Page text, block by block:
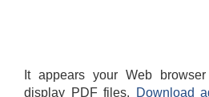
It appears your Web
display PDF files.
Download